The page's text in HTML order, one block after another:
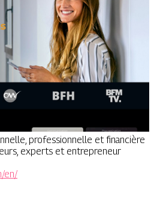
professionnelle et financière
experts et entrepreneur
en/